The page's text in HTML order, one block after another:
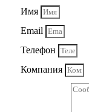
Имя
Email
Телефон
Компания